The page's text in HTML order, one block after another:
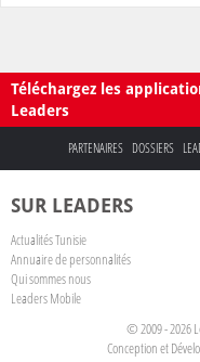
Téléchargez les
Leaders
PARTENAIRES DOSSIERS
SUR LEADERS
Actualités Tunisie
Annuaire de personnalités
Qui sommes nous
Leaders Mobile
© 2009 - 2026
Conception et